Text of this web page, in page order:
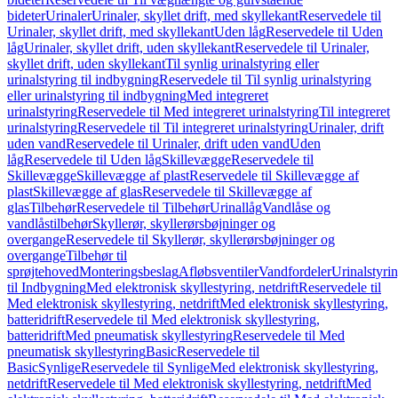
bideterUrinalerUrinaler, skyllet drift, med skyllekantReservedele til
Urinaler, skyllet drift, med skyllekantUden lågReservedele til Uden
lågUrinaler, skyllet drift, uden skyllekantReservedele til Urinaler,
skyllet drift, uden skyllekantTil synlig urinalstyring eller
urinalstyring til indbygningReservedele til Til synlig urinalstyring
eller urinalstyring til indbygningMed integreret
urinalstyringReservedele til Med integreret urinalstyringTil integreret
urinalstyringReservedele til Til integreret urinalstyringUrinaler, drift
uden vandReservedele til Urinaler, drift uden vandUden
lågReservedele til Uden lågSkillevæggeReservedele til
SkillevæggeSkillevægge af plastReservedele til Skillevægge af
plastSkillevægge af glasReservedele til Skillevægge af
glasTilbehørReservedele til TilbehørUrinallågVandlåse og
vandlåstilbehørSkyllerør, skyllerørsbøjninger og
overgangeReservedele til Skyllerør, skyllerørsbøjninger og
overgangeTilbehør til
sprøjtehovedMonteringsbeslagAfløbsventilerVandfordeler
til IndbygningMed elektronisk skyllestyring, netdriftReservedele til
Med elektronisk skyllestyring, netdriftMed elektronisk skyllestyring,
batteridriftReservedele til Med elektronisk skyllestyring,
batteridriftMed pneumatisk skyllestyringReservedele til Med
pneumatisk skyllestyringBasicReservedele til
BasicSynligeReservedele til SynligeMed elektronisk skyllestyring,
netdriftReservedele til Med elektronisk skyllestyring, netdriftMed